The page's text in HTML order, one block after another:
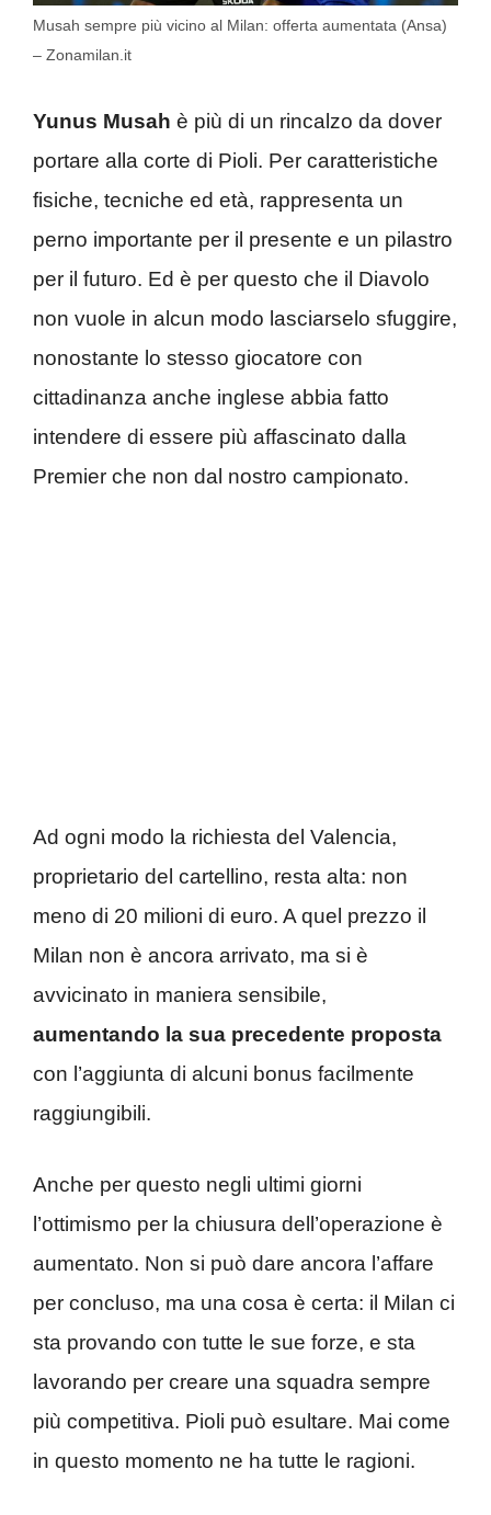
Musah sempre più vicino al Milan: offerta aumentata (Ansa)
– Zonamilan.it
Yunus Musah è più di un rincalzo da dover
portare alla corte di Pioli. Per caratteristiche
fisiche, tecniche ed età, rappresenta un
perno importante per il presente e un pilastro
per il futuro. Ed è per questo che il Diavolo
non vuole in alcun modo lasciarselo sfuggire,
nonostante lo stesso giocatore con
cittadinanza anche inglese abbia fatto
intendere di essere più affascinato dalla
Premier che non dal nostro campionato.
Ad ogni modo la richiesta del Valencia,
proprietario del cartellino, resta alta: non
meno di 20 milioni di euro. A quel prezzo il
Milan non è ancora arrivato, ma si è
avvicinato in maniera sensibile,
aumentando la sua precedente proposta
con l’aggiunta di alcuni bonus facilmente
raggiungibili.
Anche per questo negli ultimi giorni
l’ottimismo per la chiusura dell’operazione è
aumentato. Non si può dare ancora l’affare
per concluso, ma una cosa è certa: il Milan ci
sta provando con tutte le sue forze, e sta
lavorando per creare una squadra sempre
più competitiva. Pioli può esultare. Mai come
in questo momento ne ha tutte le ragioni.